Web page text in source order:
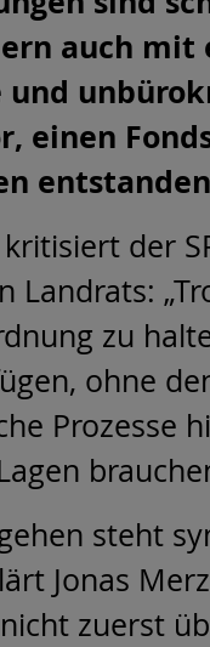
auch
und
einen
der
Landrats:
zu
ohne
Prozesse
steht
Jonas
zuerst